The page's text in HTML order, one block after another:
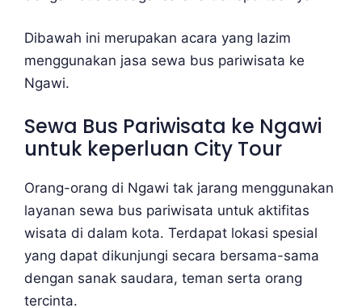
Dibawah ini merupakan acara yang lazim
menggunakan jasa sewa bus pariwisata ke
Ngawi.
Sewa Bus Pariwisata ke Ngawi
untuk keperluan City Tour
Orang-orang di Ngawi tak jarang menggunakan
layanan sewa bus pariwisata untuk aktifitas
wisata di dalam kota. Terdapat lokasi spesial
yang dapat dikunjungi secara bersama-sama
dengan sanak saudara, teman serta orang
tercinta.